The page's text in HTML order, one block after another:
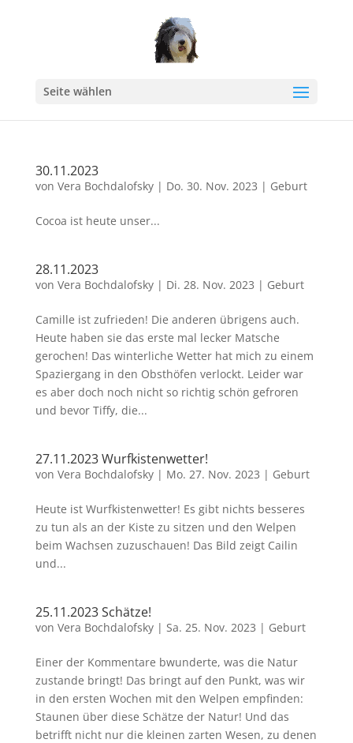
Seite wählen
30.11.2023
von Vera Bochdalofsky| Do. 30. Nov. 2023 | Geburt
Cocoa ist heute unser...
28.11.2023
von Vera Bochdalofsky| Di. 28. Nov. 2023 | Geburt
Camille ist zufrieden! Die anderen übrigens auch.
Heute haben sie das erste mal lecker Matsche
gerochen! Das winterliche Wetter hat mich zu einem
Spaziergang in den Obsthöfen verlockt. Leider war
es aber doch noch nicht so richtig schön gefroren
und bevor Tiffy, die...
27.11.2023 Wurfkistenwetter!
von Vera Bochdalofsky| Mo. 27. Nov. 2023 | Geburt
Heute ist Wurfkistenwetter! Es gibt nichts besseres
zu tun als an der Kiste zu sitzen und den Welpen
beim Wachsen zuzuschauen! Das Bild zeigt Cailin
und...
25.11.2023 Schätze!
von Vera Bochdalofsky| Sa. 25. Nov. 2023 | Geburt
Einer der Kommentare bwunderte, was die Natur
zustande bringt! Das bringt auf den Punkt, was wir
in den ersten Wochen mit den Welpen empfinden:
Staunen über diese Schätze der Natur! Und das
betrifft nicht nur die kleinen zarten Wesen, zu denen